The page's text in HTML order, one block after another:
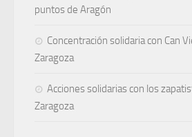
puntos de Aragón
Concentración solidaria con Can
Zaragoza
Acciones solidarias con los
Zaragoza